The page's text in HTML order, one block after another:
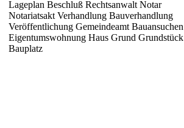
Lageplan Beschluß Rechtsanwalt Notar
Notariatsakt Verhandlung Bauverhandlung
Veröffentlichung Gemeindeamt Bauansuchen
Eigentumswohnung Haus Grund Grundstück
Bauplatz